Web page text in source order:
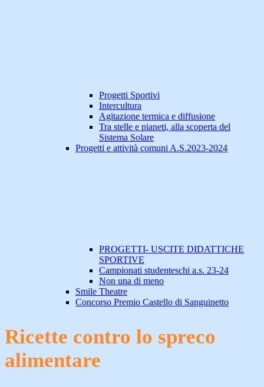
Progetti Sportivi
Intercultura
Agitazione termica e diffusione
Tra stelle e pianeti, alla scoperta del
Sistema Solare
Progetti e attività comuni A.S.2023-2024
PROGETTI- USCITE DIDATTICHE
SPORTIVE
Campionati studenteschi a.s. 23-24
Non una di meno
Smile Theatre
Concorso Premio Castello di Sanguinetto
Ricette contro lo spreco
alimentare